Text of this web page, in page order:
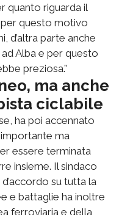
quanto riguarda il
questo motivo
d’altra parte anche
Alba e per questo
preziosa.”
ma anche
ciclabile
ha poi accennato
importante ma
essere terminata
insieme. Il sindaco
su tutta la
e battaglie ha inoltre
ferroviaria e della